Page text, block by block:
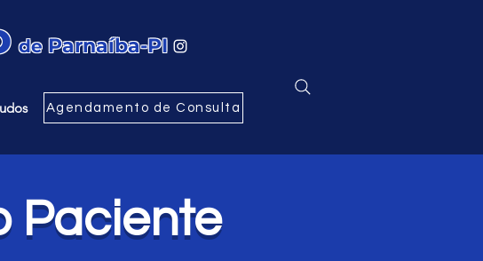
de Parnaíba-PI
Agendamento de Consulta
Paciente